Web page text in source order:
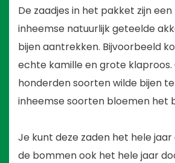
De zaadjes in het pakket zijn
inheemse natuurlijk geteelde
bijen aantrekken. Bijvoorbeeld
echte kamille en grote klaproos.
honderden soorten wilde bijen
inheemse soorten bloemen het
Je kunt deze zaden het hele jaar
de bommen ook het hele jaar